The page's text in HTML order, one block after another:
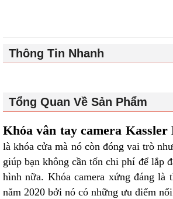
Thông Tin Nhanh
Tổng Quan Về Sản Phẩm
Khóa vân tay camera Kassler
là khóa cửa mà nó còn đóng vai trò
giúp bạn không cần tốn chi phí để lắp
hình nữa. Khóa camera xứng đáng là
năm 2020 bởi nó có những ưu điểm